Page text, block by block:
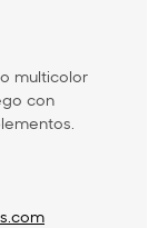
multicolor
con